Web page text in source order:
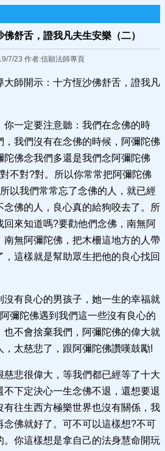
舒舌，證我凡夫生安樂（二）
7/23 作者:信願法師專頁
大師開示：十方恆沙佛舒舌，證我凡
你一定要注意聽：我們在念佛的時
我們沒有在念佛的時候，阿彌陀佛
佛念我們多還是我們念阿彌陀佛
不對?對。所以你常常把阿彌陀佛
以我們常常忘了念佛的人，就已經
念佛的人，良心真的給狗咬去了。所
回來知道嗎?要勸他們念佛，南無阿
南無阿彌陀佛，把木柵這地方的人帶
這樣就是幫助眾生把他的良心找回
沒有良心的男孩子，她一生的幸福就
彌陀佛遇到我們這一些沒有良心的
也不會捨棄我們，阿彌陀佛的偉大就
，太慈悲了，跟阿彌陀佛讚嘆鼓勵!
慈悲很偉大，等我們都已經等了十大
下定決心一生念佛不退，還想要退
有往生西方極樂世界也沒有關係，我
念佛就好了。可不可以這樣想?不可
。你這樣想是拿自己的法身慧命開玩